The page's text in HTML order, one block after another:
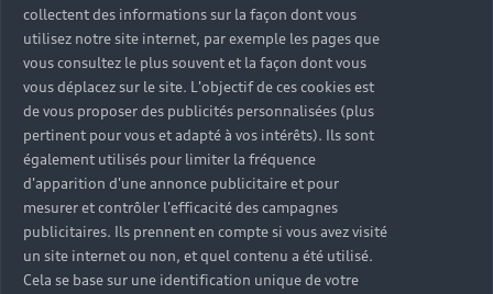
toutes les compétences nécessaires pour réaliser
les interventions sur votre véhicule et prendre
soin de votre Audi.
collectent des informations sur la façon dont vous
utilisez notre site internet, par exemple les pages que
vous consultez le plus souvent et la façon dont vous
vous déplacez sur le site. L'objectif de ces cookies est
de vous proposer des publicités personnalisées (plus
pertinent pour vous et adapté à vos intérêts). Ils sont
également utilisés pour limiter la fréquence
d'apparition d'une annonce publicitaire et pour
mesurer et contrôler l'efficacité des campagnes
publicitaires. Ils prennent en compte si vous avez visité
un site internet ou non, et quel contenu a été utilisé.
Cela se base sur une identification unique de votre